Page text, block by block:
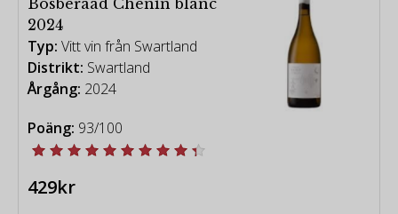
2024
Typ: Vitt vin från Swartland
Distrikt: Swartland
Årgång: 2024
Poäng: 93/100
429kr